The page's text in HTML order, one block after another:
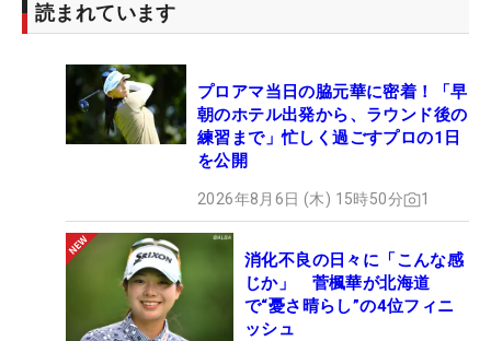
読まれています
プロアマ当日の脇元華に密着！「早
朝のホテル出発から、ラウンド後の
練習まで」忙しく過ごすプロの1日
を公開
2026年8月6日 (木) 15時50分 1
消化不良の日々に「こんな感
じか」 菅楓華が北海道
で“憂さ晴らし”の4位フィニ
ッシュ